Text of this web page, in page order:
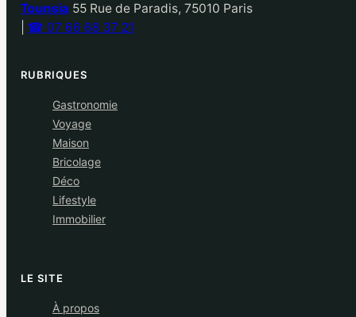
Tounsia 55 Rue de Paradis, 75010 Paris
☎ 07 66 68 37 21
RUBRIQUES
Gastronomie
Voyage
Maison
Bricolage
Déco
Lifestyle
Immobilier
LE SITE
À propos